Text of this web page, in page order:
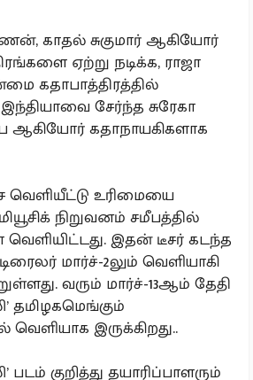
காதல் சுகுமார் ஆகியோர்
ஏற்று நடிக்க, ராஜா
கதாபாத்திரத்தில்
சேர்ந்த சுரேகா
ஆகியோர் கதாநாயகிகளாக
உரிமையை
நிறுவனம் சமீபத்தில்
இதன் டீசர் கடந்த
டிரைலர் மார்ச்-2லும் வெளியாகி
வரும் மார்ச்-13ஆம் தேதி
தமிழகமெங்கும்
வெளியாக இருக்கிறது..
குறித்து தயாரிப்பாளரும்